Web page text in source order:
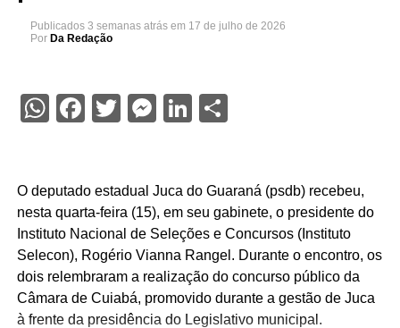
Publicados 3 semanas atrás em 17 de julho de 2026
Por Da Redação
WhatsApp
Facebook
Twitter
Messenger
LinkedIn
Share
O deputado estadual Juca do Guaraná (psdb) recebeu,
nesta quarta-feira (15), em seu gabinete, o presidente do
Instituto Nacional de Seleções e Concursos (Instituto
Selecon), Rogério Vianna Rangel. Durante o encontro, os
dois relembraram a realização do concurso público da
Câmara de Cuiabá, promovido durante a gestão de Juca
à frente da presidência do Legislativo municipal.